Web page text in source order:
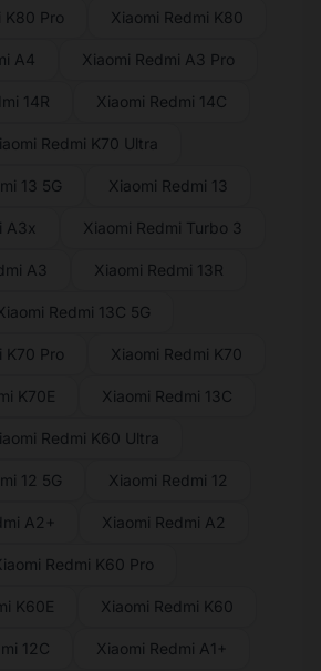
K80 Pro Xiaomi Redmi K80
A4 Xiaomi Redmi A3 Pro
14R Xiaomi Redmi 14C
Redmi K70 Ultra
13 5G Xiaomi Redmi 13
A3x Xiaomi Redmi Turbo 3
A3 Xiaomi Redmi 13R
Redmi 13C 5G
K70 Pro Xiaomi Redmi K70
K70E Xiaomi Redmi 13C
Redmi K60 Ultra
12 5G Xiaomi Redmi 12
A2+ Xiaomi Redmi A2
Redmi K60 Pro
K60E Xiaomi Redmi K60
12C Xiaomi Redmi A1+